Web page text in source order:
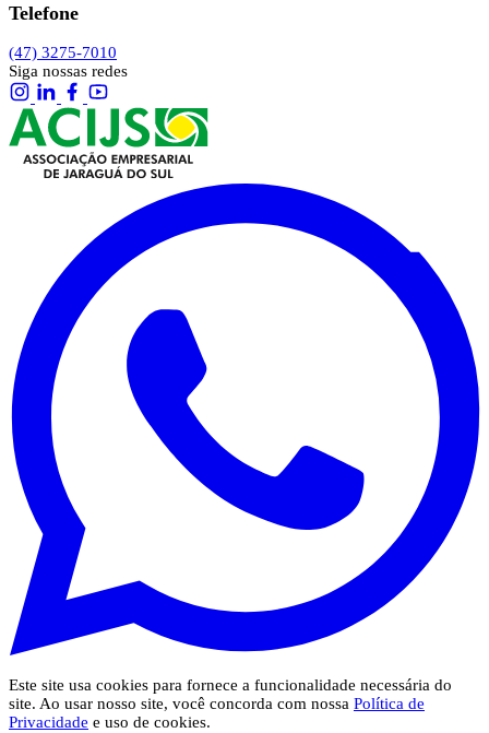
Telefone
(47) 3275-7010
Siga nossas redes
Este site usa cookies para fornece a funcionalidade necessária do
site. Ao usar nosso site, você concorda com nossa Política de
Privacidade e uso de cookies.